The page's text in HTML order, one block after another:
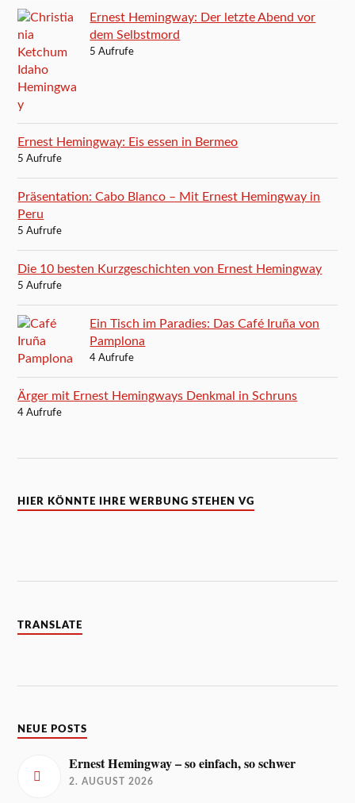
Ernest Hemingway: Der letzte Abend vor
dem Selbstmord
5 Aufrufe
Ernest Hemingway: Eis essen in Bermeo
5 Aufrufe
Präsentation: Cabo Blanco – Mit Ernest Hemingway in
Peru
5 Aufrufe
Die 10 besten Kurzgeschichten von Ernest Hemingway
5 Aufrufe
Ein Tisch im Paradies: Das Café Iruña von
Pamplona
4 Aufrufe
Ärger mit Ernest Hemingways Denkmal in Schruns
4 Aufrufe
HIER KÖNNTE IHRE WERBUNG STEHEN VG
TRANSLATE
NEUE POSTS
Ernest Hemingway – so einfach, so schwer
2. AUGUST 2026